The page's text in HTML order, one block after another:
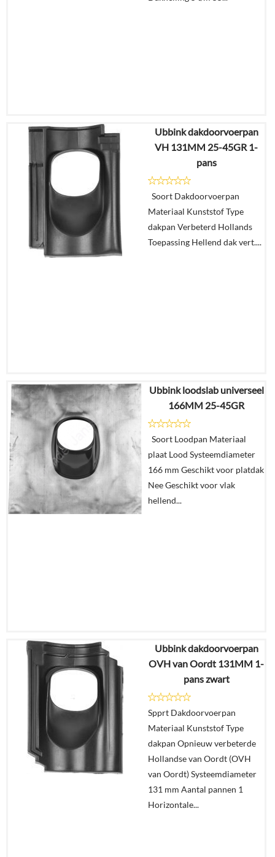
€22,87
€16,52
In
winkelmand
Ubbink dakdoorvoerpan
VH 131MM 25-45GR 1-
pans
Soort Dakdoorvoerpan
Materiaal Kunststof Type
dakpan Verbeterd Hollands
Toepassing Hellend dak vert....
€24,08
€20,23
Details
In
winkelmand
Ubbink loodslab universeel
166MM 25-45GR
Soort Loodpan Materiaal
plaat Lood Systeemdiameter
166 mm Geschikt voor platdak
Nee Geschikt voor vlak
hellend...
€78,95
€66,32
In
winkelmand
Ubbink dakdoorvoerpan
OVH van Oordt 131MM 1-
pans zwart
Spprt Dakdoorvoerpan
Materiaal Kunststof Type
dakpan Opnieuw verbeterde
Hollandse van Oordt (OVH
van Oordt) Systeemdiameter
131 mm Aantal pannen 1
Horizontale...